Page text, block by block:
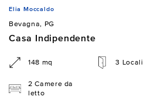
Elia Moccaldo
Bevagna, PG
Casa Indipendente
148 mq 3 Locali
2 Camere da
letto